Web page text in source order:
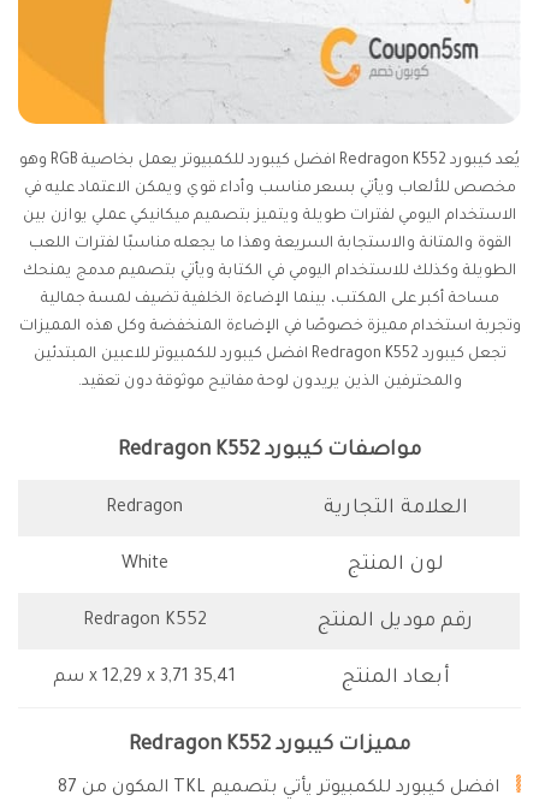
يُعد كيبورد Redragon K552 افضل كيبورد للكمبيوتر يعمل بخاصية RGB وهو
مخصص للألعاب ويأتي بسعر مناسب وأداء قوي ويمكن الاعتماد عليه في
الاستخدام اليومي لفترات طويلة ويتميز بتصميم ميكانيكي عملي يوازن بين
القوة والمتانة والاستجابة السريعة وهذا ما يجعله مناسبًا لفترات اللعب
الطويلة وكذلك للاستخدام اليومي في الكتابة ويأتي بتصميم مدمج يمنحك
مساحة أكبر على المكتب، بينما الإضاءة الخلفية تضيف لمسة جمالية
وتجربة استخدام مميزة خصوصًا في الإضاءة المنخفضة وكل هذه المميزات
تجعل كيبورد Redragon K552 افضل كيبورد للكمبيوتر للاعبين المبتدئين
والمحترفين الذين يريدون لوحة مفاتيح موثوقة دون تعقيد.
مواصفات كيبورد Redragon K552
العلامة التجارية Redragon
لون المنتج White
رقم موديل المنتج Redragon K552
أبعاد المنتج 35,41 x 12,29 x 3,71 سم
مميزات كيبورد Redragon K552
افضل كيبورد للكمبيوتر يأتي بتصميم TKL المكون من 87